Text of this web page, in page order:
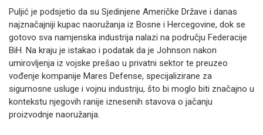
Puljić je podsjetio da su Sjedinjene Američke Države i danas
najznačajniji kupac naoružanja iz Bosne i Hercegovine, dok se
gotovo sva namjenska industrija nalazi na području Federacije
BiH. Na kraju je istakao i podatak da je Johnson nakon
umirovljenja iz vojske prešao u privatni sektor te preuzeo
vođenje kompanije Mares Defense, specijalizirane za
sigurnosne usluge i vojnu industriju, što bi moglo biti značajno u
kontekstu njegovih ranije iznesenih stavova o jačanju
proizvodnje naoružanja.